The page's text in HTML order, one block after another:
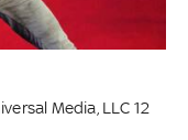
Media, LLC 12